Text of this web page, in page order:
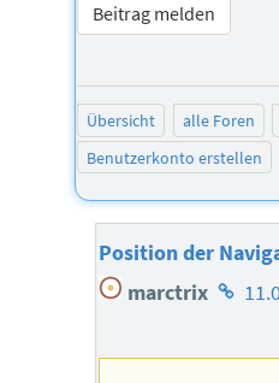
Beitrag melden
Übersicht alle Foren
Benutzerkonto erstellen
Position der
marctrix
Autors